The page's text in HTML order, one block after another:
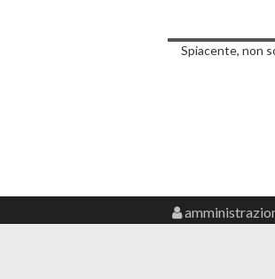
Spiacente, non